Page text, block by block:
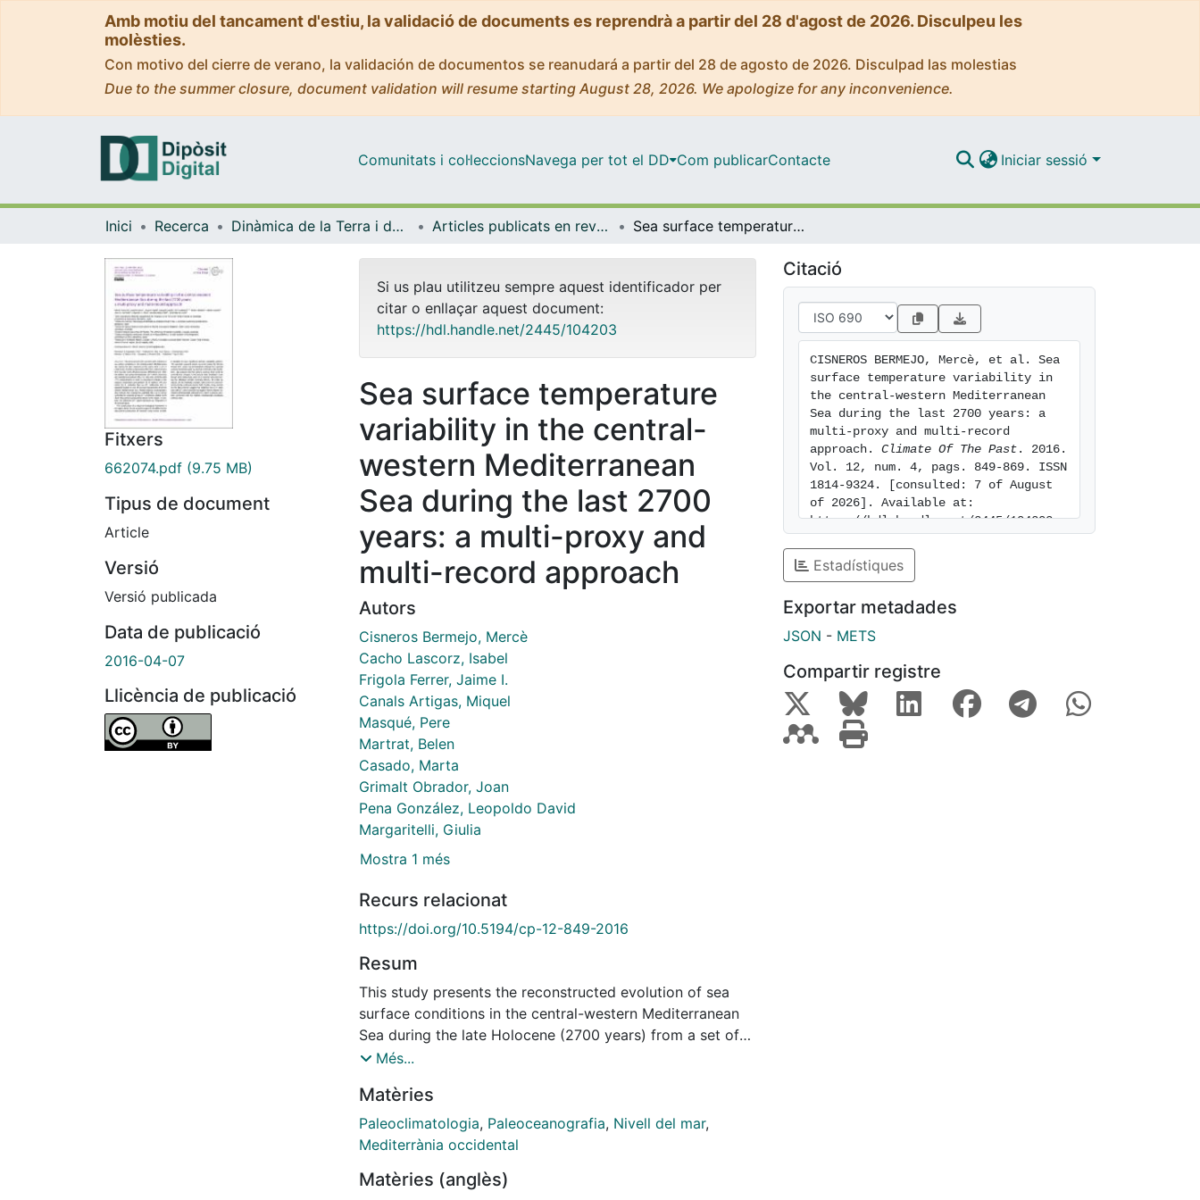
Amb motiu del tancament d'estiu, la validació de documents es reprendrà a partir del 28 d'agost de 2026. Disculpeu les
molèsties.
Con motivo del cierre de verano, la validación de documentos se reanudará a partir del 28 de agosto de 2026. Disculpad las molestias
Due to the summer closure, document validation will resume starting August 28, 2026. We apologize for any inconvenience.
Comunitats i col·leccionsNavega per tot el DD Com publicarContacte Iniciar sessió
Inici Recerca Dinàmica de la Terra i de l'Oceà Articles publicats en revistes (Dinàmica de la Terra i l'Oceà) Sea surface temperature variability in the central-western Mediterranean Sea during the last 2700 years: a multi-proxy and multi-record approach
Fitxers
662074.pdf (9.75 MB)
Tipus de document
Article
Versió
Versió publicada
Data de publicació
2016-04-07
Llicència de publicació
Si us plau utilitzeu sempre aquest identificador per
citar o enllaçar aquest document:
https://hdl.handle.net/2445/104203
Sea surface temperature
variability in the central-
western Mediterranean
Sea during the last 2700
years: a multi-proxy and
multi-record approach
Autors
Cisneros Bermejo, Mercè
Cacho Lascorz, Isabel
Frigola Ferrer, Jaime I.
Canals Artigas, Miquel
Masqué, Pere
Martrat, Belen
Casado, Marta
Grimalt Obrador, Joan
Pena González, Leopoldo David
Margaritelli, Giulia
Mostra 1 més
Recurs relacionat
https://doi.org/10.5194/cp-12-849-2016
Resum
This study presents the reconstructed evolution of sea
surface conditions in the central-western Mediterranean
Sea during the late Holocene (2700 years) from a set of
multi-proxy records as measured on five short sediment
and HERMC- MR3). Sea surface temperatures (SSTs) from
alkenones and Globigerina bulloides Mg= Ca ratios are
combined with 18O measurements in order to reconstruct
balance. We also revisit the G. bulloides Mg= Ca-SST
Més...
Matèries
Paleoclimatologia, Paleoceanografia, Nivell del mar,
Mediterrània occidental
Matèries (anglès)
Citació
CISNEROS BERMEJO, Mercè, et al. Sea
surface temperature variability in
the central-western Mediterranean
Sea during the last 2700 years: a
multi-proxy and multi-record
approach. Climate Of The Past . 2016.
Vol. 12, num. 4, pags. 849-869. ISSN
1814-9324. [consulted: 7 of August
of 2026]. Available at:
https://hdl.handle.net/2445/104203
Estadístiques
Exportar metadades
JSON - METS
Compartir registre